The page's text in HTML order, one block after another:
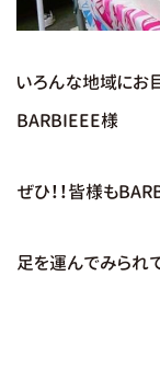
いろんな地域にお
BARBIEEE様
ぜひ！！皆様も
足を運んでみら